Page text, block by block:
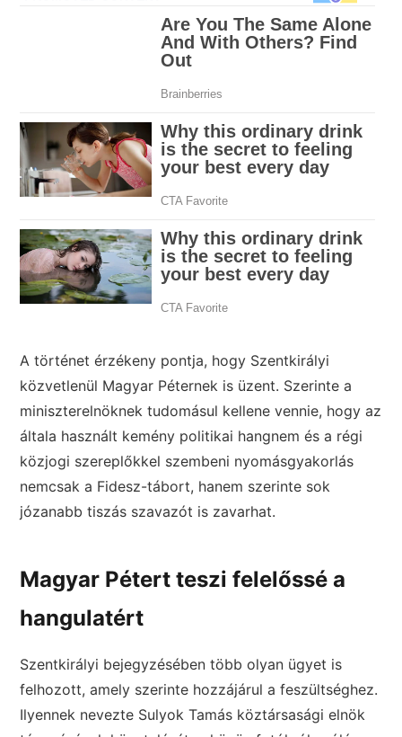
A történet érzékeny pontja, hogy Szentkirályi
közvetlenül Magyar Péternek is üzent. Szerinte a
miniszterelnöknek tudomásul kellene vennie, hogy az
általa használt kemény politikai hangnem és a régi
közjogi szereplőkkel szembeni nyomásgyakorlás
nemcsak a Fidesz-tábort, hanem szerinte sok
józanabb tiszás szavazót is zavarhat.
Magyar Pétert teszi felelőssé a
hangulatért
Szentkirályi bejegyzésében több olyan ügyet is
felhozott, amely szerinte hozzájárul a feszültséghez.
Ilyennek nevezte Sulyok Tamás köztársasági elnök